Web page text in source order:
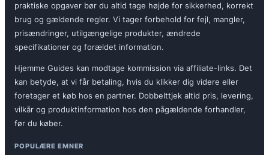
praktiske opgaver bør du altid tage højde for sikkerhed, korrekt
brug og gældende regler. Vi tager forbehold for fejl, mangler,
prisændringer, utilgængelige produkter, ændrede
specifikationer og forældet information.
Hjemme Guides kan modtage kommission via affiliate-links. Det
kan betyde, at vi får betaling, hvis du klikker dig videre eller
foretager et køb hos en partner. Dobbelttjek altid pris, levering,
vilkår og produktinformation hos den pågældende forhandler,
før du køber.
POPULÆRE EMNER